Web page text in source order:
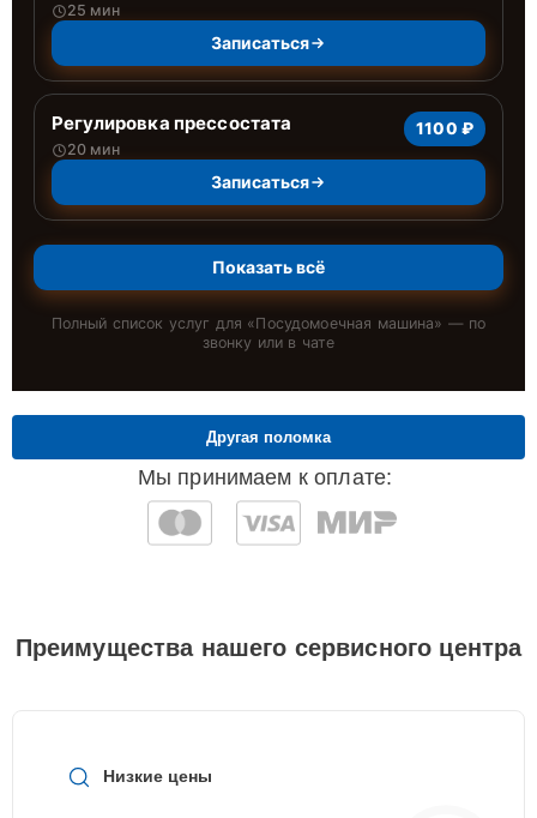
25 мин
Записаться
Регулировка прессостата
20 мин
1100 ₽
Записаться
Показать всё
Полный список услуг для «Посудомоечная машина» — по
звонку или в чате
Мы принимаем к оплате:
Другая поломка
Преимущества нашего сервисного центра
Низкие цены